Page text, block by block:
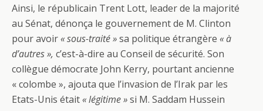
Ainsi, le républicain Trent Lott, leader de la majorité
au Sénat, dénonça le gouvernement de M. Clinton
pour avoir« sous-traité »sa politique étrangère « à
d’autres », c’est-à-dire au Conseil de sécurité. Son
collègue démocrate John Kerry, pourtant ancienne
« colombe », ajouta que l’invasion de l’Irak par les
Etats-Unis était« légitime »si M. Saddam Hussein